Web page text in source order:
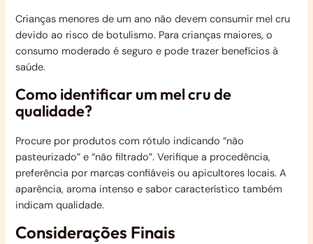
Crianças menores de um ano não devem consumir mel cru
devido ao risco de botulismo. Para crianças maiores, o
consumo moderado é seguro e pode trazer benefícios à
saúde.
Como identificar um mel cru de
qualidade?
Procure por produtos com rótulo indicando “não
pasteurizado” e “não filtrado”. Verifique a procedência,
preferência por marcas confiáveis ou apicultores locais. A
aparência, aroma intenso e sabor característico também
indicam qualidade.
Considerações Finais